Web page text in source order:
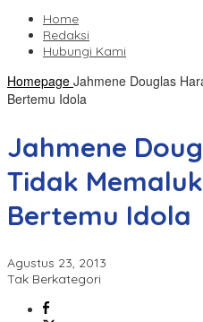
Home
Redaksi
Hubungi Kami
Homepage Jahmene Douglas
Bertemu Idola
Jahmene
Tidak
Bertemu Idola
Agustus 23, 2013
Tak Berkategori